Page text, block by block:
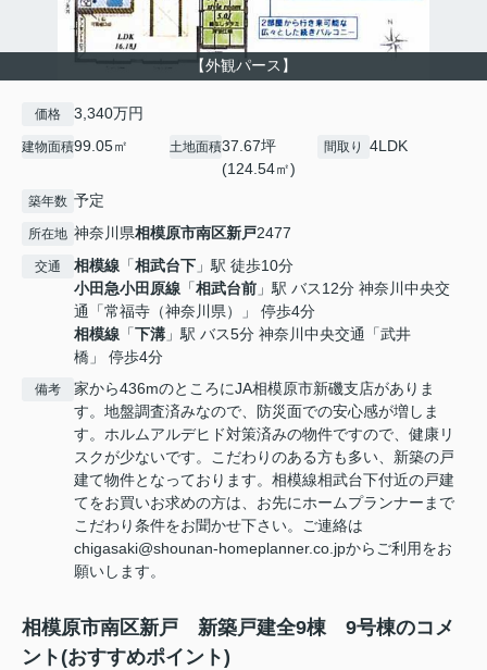
【外観パース】
価格 3,340万円
建物面積99.05㎡ 土地面積37.67坪
(124.54㎡)
間取り 4LDK
築年数 予定
所在地 神奈川県相模原市南区新戸2477
交通 相模線 「相武台下 」駅 徒歩10分
小田急小田原線 「相武台前 」駅 バス12分 神奈川中央交
通「常福寺（神奈川県）」 停歩4分
相模線 「下溝 」駅 バス5分 神奈川中央交通「武井
橋」 停歩4分
備考
家から436mのところにJA相模原市新磯支店がありま
す。地盤調査済みなので、防災面での安心感が増しま
す。ホルムアルデヒド対策済みの物件ですので、健康リ
スクが少ないです。こだわりのある方も多い、新築の戸
建て物件となっております。相模線相武台下付近の戸建
てをお買いお求めの方は、お先にホームプランナーまで
こだわり条件をお聞かせ下さい。ご連絡は
chigasaki@shounan-homeplanner.co.jpからご利用をお
願いします。
相模原市南区新戸 新築戸建全9棟 9号棟のコメ
ント(おすすめポイント)